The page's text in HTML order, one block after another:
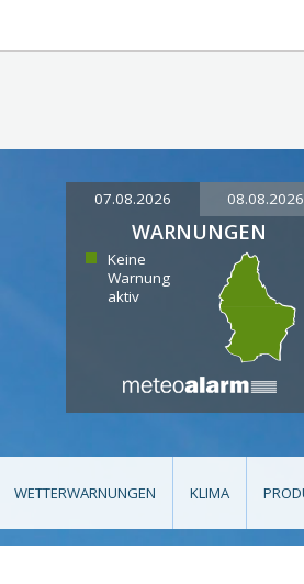
07.08.2026 08.08.2026
WARNUNGEN
Keine
Warnung
aktiv
WETTERWARNUNGEN KLIMA